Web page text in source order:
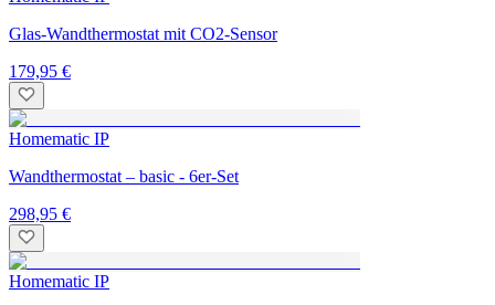
Glas-Wandthermostat mit CO2-Sensor
179,95 €
Homematic IP
Wandthermostat – basic - 6er-Set
298,95 €
Homematic IP